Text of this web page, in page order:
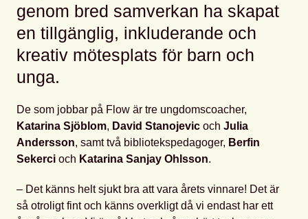
genom bred samverkan ha skapat
en tillgänglig, inkluderande och
kreativ mötesplats för barn och
unga.
De som jobbar på Flow är tre ungdomscoacher,
Katarina Sjöblom, David Stanojevic och Julia
Andersson, samt två bibliotekspedagoger, Berfin
Sekerci och Katarina Sanjay Ohlsson.
– Det känns helt sjukt bra att vara årets vinnare! Det är
så otroligt fint och känns overkligt då vi endast har ett